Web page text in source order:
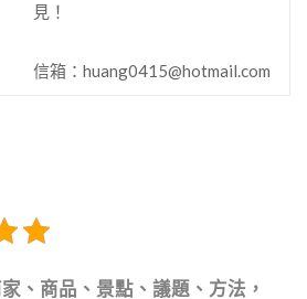
見！
信箱：huang0415@hotmail.com
、商品、景點、議題、方法，